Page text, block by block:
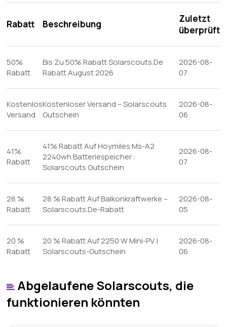
Rabatt Beschreibung
Zuletzt
überprüft
50%
Rabatt
Bis Zu 50% Rabatt Solarscouts.De
Rabatt August 2026
2026-08-
07
Kostenlos
Versand
Kostenloser Versand – Solarscouts
Gutschein
2026-08-
06
41%
Rabatt
41% Rabatt Auf Hoymiles Ms-A2
2240wh Batteriespeicher :
Solarscouts Gutschein
2026-08-
07
28 %
Rabatt
28 % Rabatt Auf Balkonkraftwerke –
Solarscouts.De-Rabatt
2026-08-
05
20 %
Rabatt
20 % Rabatt Auf 2250 W Mini-PV |
Solarscouts-Gutschein
2026-08-
06
Abgelaufene Solarscouts, die
funktionieren könnten